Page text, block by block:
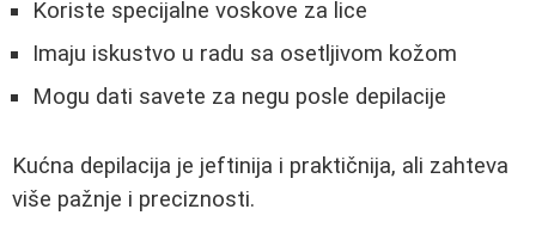
Koriste specijalne voskove za lice
Imaju iskustvo u radu sa osetljivom kožom
Mogu dati savete za negu posle depilacije
Kućna depilacija je jeftinija i praktičnija, ali zahteva
više pažnje i preciznosti.